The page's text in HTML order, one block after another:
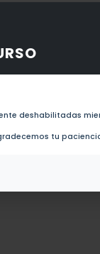
deshabilitadas
tu
en la configuración de un